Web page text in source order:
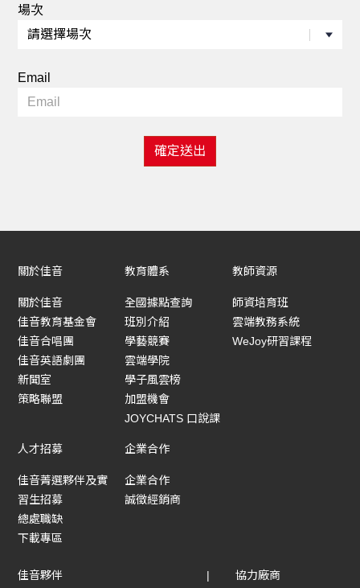
場次
Email
確定送出
關於佳音
關於佳音
佳音教育基金會
佳音合唱團
佳音英語劇團
新聞室
策略聯盟
教育體系
全國據點查詢
班別介紹
學藝競賽
雲端學院
學子風雲榜
加盟機會
JOYCHATS 口說課
教師資源
師資培育班
雲端教務系統
WeJoy研習課程
人才招募
佳音菁選夥伴及實
習生招募
總處職缺
下載專區
企業合作
企業合作
誠徵經銷商
佳音夥伴 協力廠商